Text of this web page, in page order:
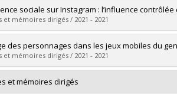
:Rudaz, Pauline
Master's
:M. Sc.
le document dans Papyrus
sociale sur Instagram : l’influence
et mémoires dirigés / 2021 - 2021
: Boucher, Samantha
Master's
:M. Sc.
le document dans Papyrus
des personnages dans les jeux mobiles du
et mémoires dirigés / 2021 - 2021
:Gong, Manti
et mémoires dirigés